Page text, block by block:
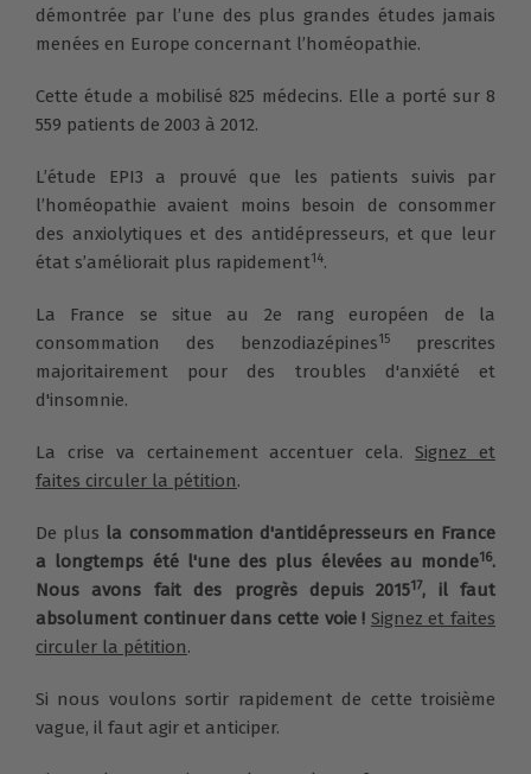
démontrée par l’une des plus grandes études jamais
menées en Europe concernant l’homéopathie.
Cette étude a mobilisé 825 médecins. Elle a porté sur 8
559 patients de 2003 à 2012.
L’étude EPI3 a prouvé que les patients suivis par
l’homéopathie avaient moins besoin de consommer
des anxiolytiques et des antidépresseurs, et que leur
état s’améliorait plus rapidement14.
La France se situe au 2e rang européen de la
consommation des benzodiazépines15
prescrites
majoritairement pour des troubles d'anxiété et
d'insomnie.
La crise va certainement accentuer cela.Signez et
faites circuler la pétition.
De plus la consommation d'antidépresseurs en France
a longtemps été l'une des plus élevées au monde16.
Nous avons fait des progrès depuis 201517, il faut
absolument continuer dans cette voie ! Signez et faites
circuler la pétition.
Si nous voulons sortir rapidement de cette troisième
vague, il faut agir et anticiper.